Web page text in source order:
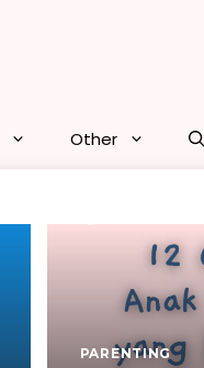
Other
PARENTING